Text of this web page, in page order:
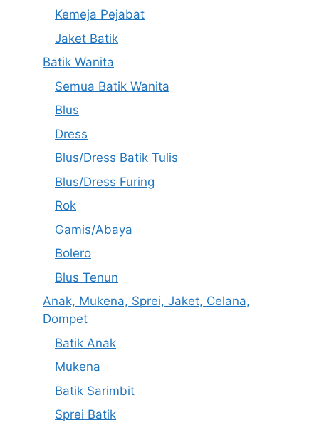
Kemeja Pejabat
Jaket Batik
Batik Wanita
Semua Batik Wanita
Blus
Dress
Blus/Dress Batik Tulis
Blus/Dress Furing
Rok
Gamis/Abaya
Bolero
Blus Tenun
Anak, Mukena, Sprei, Jaket, Celana,
Dompet
Batik Anak
Mukena
Batik Sarimbit
Sprei Batik